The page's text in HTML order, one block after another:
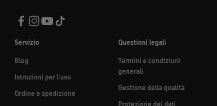
Servizio
Blog
Istruzioni per l'uso
Ordine e spedizione
Questioni legali
Termini e condizioni
generali
Gestione della qualità
Protezione dei dati